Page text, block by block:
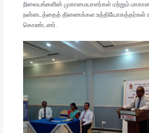
நிலையங்களின் முகாமையாளர்கள் மற்றும்
நன்னடத்தைத் திணைக்கள உத்தியோகத்தர்கள்
கொண்டனர்.